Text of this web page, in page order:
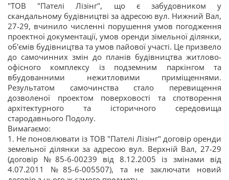
"ТОВ "Пателі Лізінг", що є забудовником у
скандальному будівництві за адресою вул. Нижний Вал,
27-29, вчинило численні порушення умов погодження
проектної документації, умов оренди зімельної ділянки,
об'ємів будівництва та умов пайової участі. Це призвело
до самочинних змін до планів будівництва житлово-
офісного комплексу із подземним паркінгом та
вбудованними нежитловими приміщеннями.
Результатом самочинства стало перевищення
дозволеної проектом поверховості та спотворення
архітектурного та історичного середовища
стародавнього Подолу.
Вимагаємо:
1. Не поновлювати із ТОВ "Пателі Лізінг" договір оренди
земельної ділянки за адресою вул. Верхній Вал, 27-29
(договір №85-6-00239 від 8.12.2005 із змінами від
4.07.2011 №85-6-005507), та не заключати новий